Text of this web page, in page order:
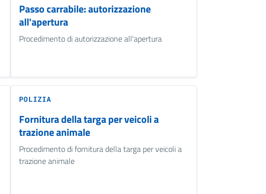
Passo carrabile: autorizzazione
all'apertura
Procedimento di autorizzazione all'apertura
POLIZIA
Fornitura della targa per veicoli a
trazione animale
Procedimento di fornitura della targa per veicoli a
trazione animale